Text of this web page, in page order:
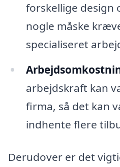
forskellige design
nogle måske
specialiseret
arbejdskraft kan
firma, så det kan
indhente flere
Derudover er det